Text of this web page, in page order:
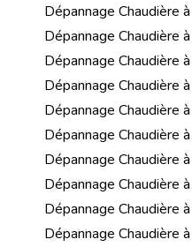
Dépannage Chaudière
Dépannage Chaudière
Dépannage Chaudière
Dépannage Chaudière
Dépannage Chaudière
Dépannage Chaudière
Dépannage Chaudière
Dépannage Chaudière
Dépannage Chaudière
Dépannage Chaudière